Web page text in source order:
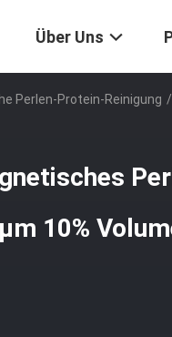
Über Uns
Perlen-Protein-Reinigung /
10%